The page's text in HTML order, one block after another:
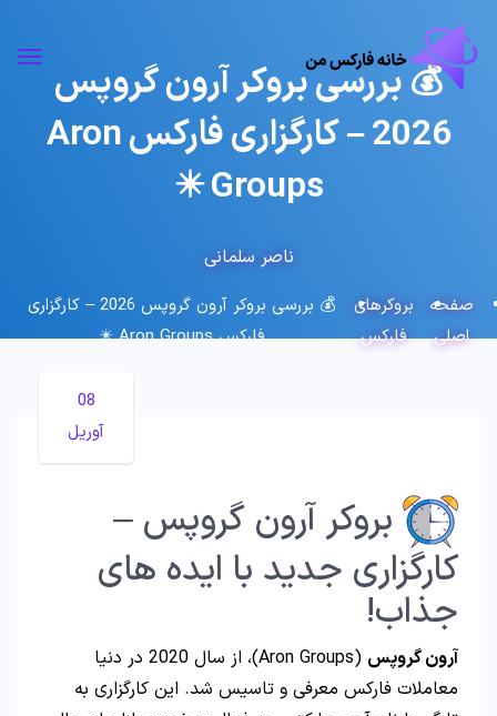
💰 بررسی بروکر آرون گروپس
2026 – کارگزاری فارکس Aron
Groups ✴️
ناصر سلمانی
صفحه
اصلی
بروکرهای
فارکس
💰 بررسی بروکر آرون گروپس 2026 – کارگزاری
فارکس Aron Groups ✴️
08
آوریل
بروکر آرون گروپس –
کارگزاری جدید با ایده های
جذاب!
آرون گروپس
(Aron Groups)، از سال 2020 در دنیا
معاملات فارکس معرفی و تاسیس شد. این کارگزاری به